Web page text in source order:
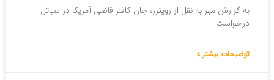
به گزارش مهر به نقل از رویترز، جان کافنر قاضی آمریکا در سیاتل
درخواست
توضیحات بیشتر »